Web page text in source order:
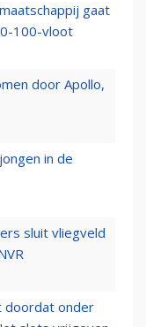
gaat
100-vloot
door Apollo,
in de
sluit vliegveld
doordat onder